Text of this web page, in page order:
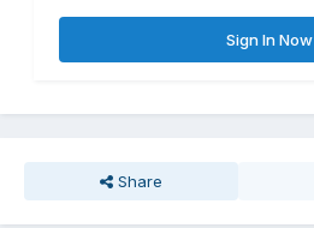
Sign In Now
Share